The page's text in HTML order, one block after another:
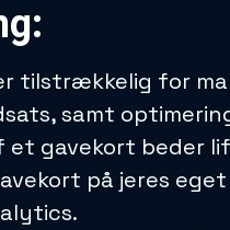
tilstrækkelig for
samt
et gavekort beder
på jeres